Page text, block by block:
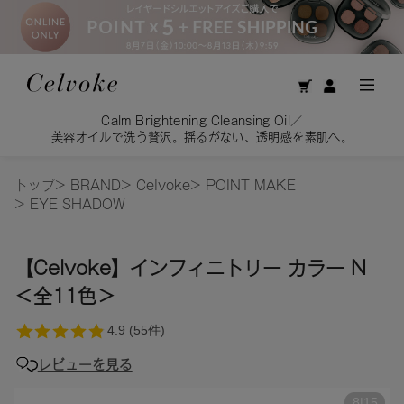
Calm Brightening Cleansing Oil／
美容オイルで洗う贅沢。揺るがない、透明感を素肌へ。
トップ> BRAND> Celvoke> POINT MAKE
> EYE SHADOW
【Celvoke】インフィニトリー カラー N
＜全11色＞
レビューを見る